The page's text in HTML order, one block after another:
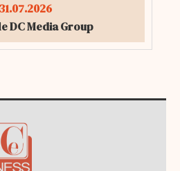
31.07.2026
DC Media Group